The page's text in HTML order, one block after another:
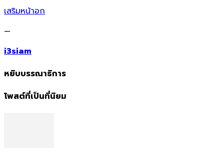
เสริมหน้าอก
—
i3siam
หยิบบรรณาธิการ
โพสต์ที่เป็นที่นิยม